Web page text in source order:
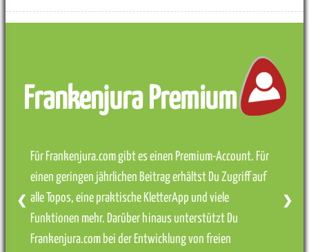
Frankenjura Premium
Für Frankenjura.com gibt es einen Premium-Account. Für
einen geringen jährlichen Beitrag erhältst Du Zugriff auf
alle Topos, eine praktische KletterApp und viele
Funktionen mehr. Darüber hinaus unterstützt Du
Frankenjura.com bei der Entwicklung von freien
❮ ❯